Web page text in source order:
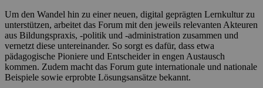
Um den Wandel hin zu einer neuen, digital geprägten Lernkultur zu
unterstützen, arbeitet das Forum mit den jeweils relevanten Akteuren
aus Bildungspraxis, -politik und -administration zusammen und
vernetzt diese untereinander. So sorgt es dafür, dass etwa
pädagogische Pioniere und Entscheider in engen Austausch
kommen. Zudem macht das Forum gute internationale und nationale
Beispiele sowie erprobte Lösungsansätze bekannt.